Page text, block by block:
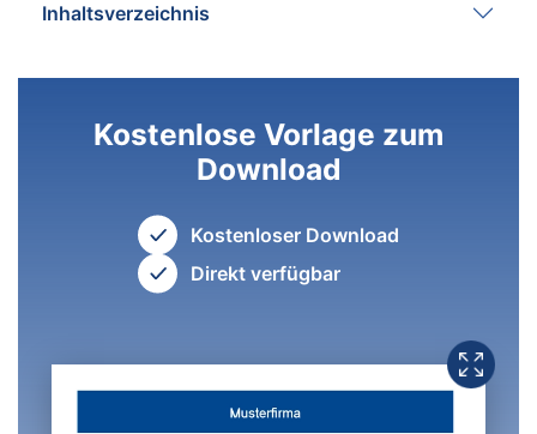
Inhaltsverzeichnis
Kostenlose Vorlage zum
Download
Kostenloser Download
Direkt verfügbar